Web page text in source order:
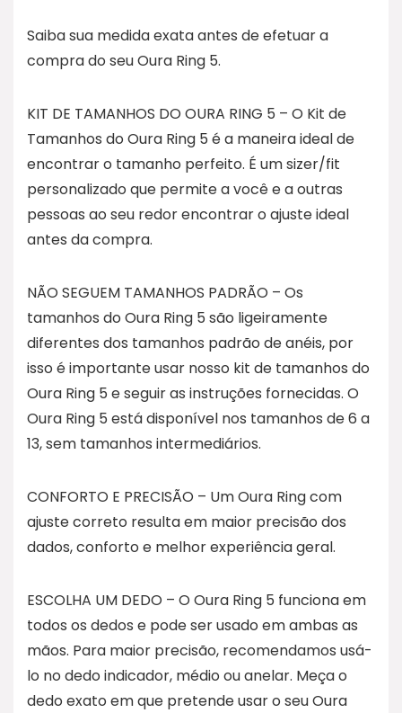
Saiba sua medida exata antes de efetuar a
compra do seu Oura Ring 5.
KIT DE TAMANHOS DO OURA RING 5 – O Kit de
Tamanhos do Oura Ring 5 é a maneira ideal de
encontrar o tamanho perfeito. É um sizer/fit
personalizado que permite a você e a outras
pessoas ao seu redor encontrar o ajuste ideal
antes da compra.
NÃO SEGUEM TAMANHOS PADRÃO – Os
tamanhos do Oura Ring 5 são ligeiramente
diferentes dos tamanhos padrão de anéis, por
isso é importante usar nosso kit de tamanhos do
Oura Ring 5 e seguir as instruções fornecidas. O
Oura Ring 5 está disponível nos tamanhos de 6 a
13, sem tamanhos intermediários.
CONFORTO E PRECISÃO – Um Oura Ring com
ajuste correto resulta em maior precisão dos
dados, conforto e melhor experiência geral.
ESCOLHA UM DEDO – O Oura Ring 5 funciona em
todos os dedos e pode ser usado em ambas as
mãos. Para maior precisão, recomendamos usá-
lo no dedo indicador, médio ou anelar. Meça o
dedo exato em que pretende usar o seu Oura